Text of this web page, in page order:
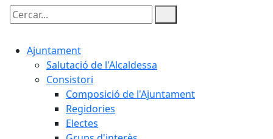
Cercar:
Ajuntament
Salutació de l'Alcaldessa
Consistori
Composició de l'Ajuntament
Regidories
Electes